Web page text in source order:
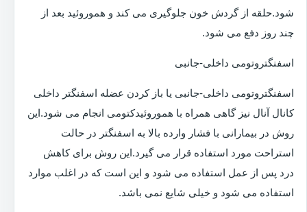
شود.حلقه از گردش خون جلوگیری می کند و هموروئید بعد از
چند روز دفع می شود.
اسفنگتروتومی داخلی-جانبی
اسفنگتروتومی داخلی-جانبی یا باز کردن عضله اسفنگتر داخلی
کانال آنال نیز گاهی همراه با هموروئیدکتومی انجام می شود.این
روش در بیمارانی با فشار وارده بالا به اسفنگتر در حالت
استراحت مورد استفاده قرار می گیرد.این روش برای کاهش
درد پس از عمل استفاده می شود و این است که در اغلب موارد
استفاده می شود و خیلی شایع نمی باشد.